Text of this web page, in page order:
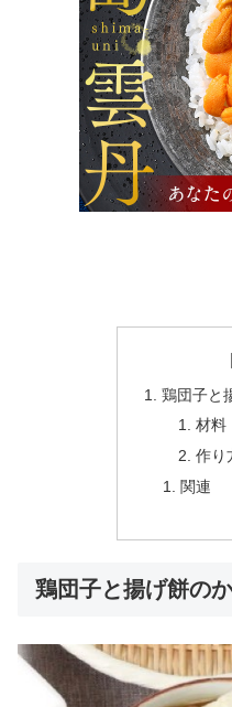
鶏団子と
材料
作り
関連
鶏団子と揚げ餅の